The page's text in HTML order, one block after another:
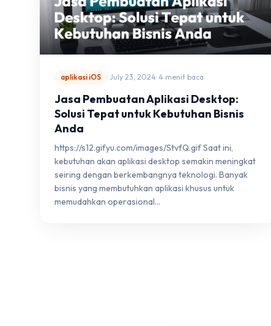
aplikasi iOS · July 23, 2024· 4 menit baca
Jasa Pembuatan Aplikasi Desktop:
Solusi Tepat untuk Kebutuhan Bisnis
Anda
https://s12.gifyu.com/images/StvfQ.gif Saat ini,
kebutuhan akan aplikasi desktop semakin meningkat
seiring dengan berkembangnya teknologi. Banyak
bisnis yang membutuhkan aplikasi khusus untuk
memudahkan operasional…